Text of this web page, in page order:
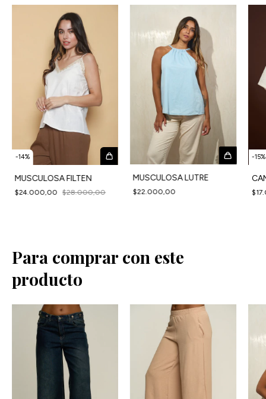
-14%
MUSCULOSA FILTEN
$24.000,00 $28.000,00
MUSCULOSA LUTRE
$22.000,00
-15%
Para comprar con este
producto